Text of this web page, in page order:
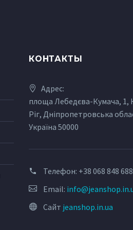
КОНТАКТЫ
Адрес:
площа Лебедєва-Кумача, 1,
Ріг, Дніпропетровська
Україна 50000
Телефон: +38 068 848
Email:
Сайт jeanshop.in.ua